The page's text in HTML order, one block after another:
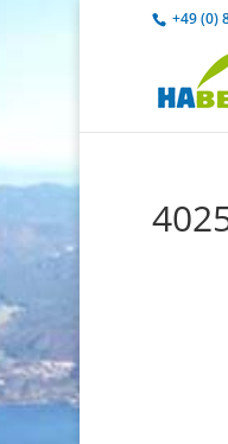
+49 (0)